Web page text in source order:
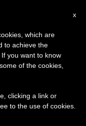
2000
×
la pausa
de verano
y también el
x
which are
to achieve the
you want to know
of the cookies,
clicking a link or
to the use of cookies.